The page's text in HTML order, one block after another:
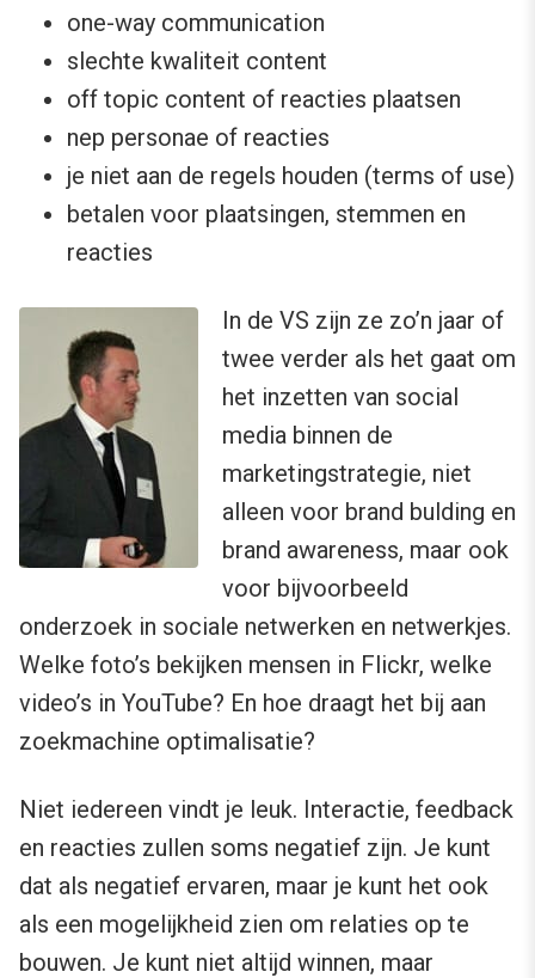
one-way communication
slechte kwaliteit content
off topic content of reacties plaatsen
nep personae of reacties
je niet aan de regels houden (terms of use)
betalen voor plaatsingen, stemmen en
reacties
In de VS zijn ze zo’n jaar of
twee verder als het gaat om
het inzetten van social
media binnen de
marketingstrategie, niet
alleen voor brand bulding en
brand awareness, maar ook
voor bijvoorbeeld
onderzoek in sociale netwerken en netwerkjes.
Welke foto’s bekijken mensen in Flickr, welke
video’s in YouTube? En hoe draagt het bij aan
zoekmachine optimalisatie?
Niet iedereen vindt je leuk. Interactie, feedback
en reacties zullen soms negatief zijn. Je kunt
dat als negatief ervaren, maar je kunt het ook
als een mogelijkheid zien om relaties op te
bouwen. Je kunt niet altijd winnen, maar